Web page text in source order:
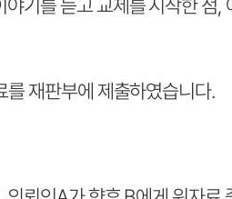
기를 듣고 교제를 시작한 점
재판부에 제출하였습니다.